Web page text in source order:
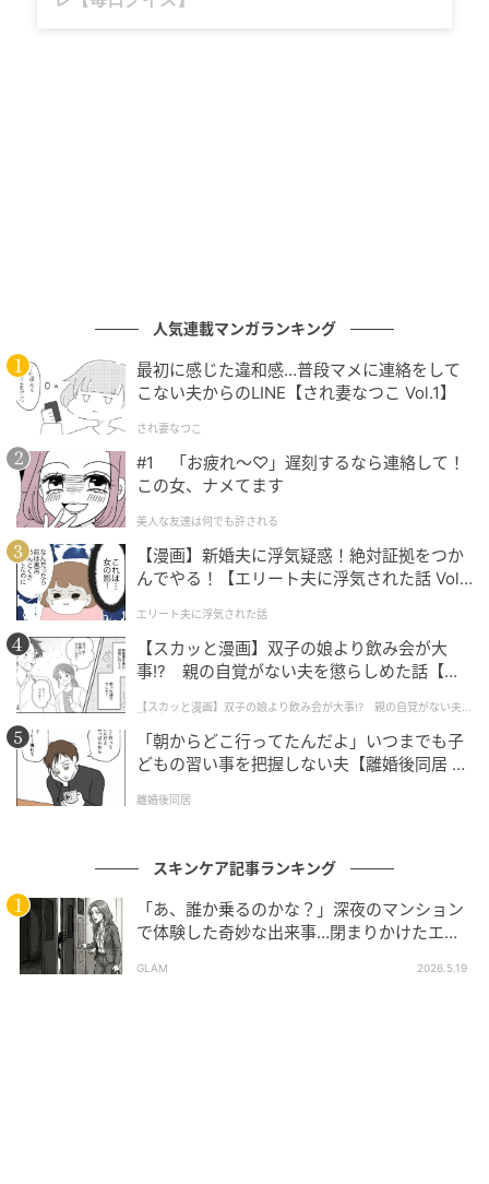
子犬さんはその鼓動を感じながら、
二匹の心に刻まれる、
最高に幸せな思い出になったようです。
元記事で読む
次の記事
雪の中に顔を突っ込む不思議な遊び？お鼻に
人気連載マンガランキング
最初に感じた違和感…普段マメに連絡をして
こない夫からのLINE【され妻なつこ Vol.1】
され妻なつこ
#1 「お疲れ〜♡」遅刻するなら連絡して！
この女、ナメてます
美人な友達は何でも許される
【漫画】新婚夫に浮気疑惑！絶対証拠をつか
んでやる！【エリート夫に浮気された話 Vol.
エリート夫に浮気された話
【スカッと漫画】双子の娘より飲み会が大
事!? 親の自覚がない夫を懲らしめた話【第1
【スカッと漫画】双子の娘より飲み会が大事!? 親の自覚がない夫を
懲らしめた話
「朝からどこ行ってたんだよ」いつまでも子
どもの習い事を把握しない夫【離婚後同居 Vo
離婚後同居
スキンケア記事ランキング
「あ、誰か乗るのかな？」深夜のマンション
で体験した奇妙な出来事…閉まりかけたエレ
GLAM 2026.5.19